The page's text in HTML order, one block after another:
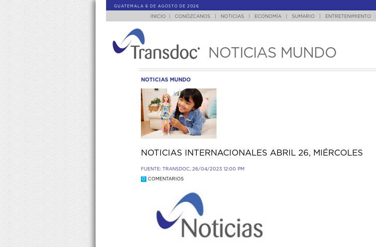
GUATEMALA 6 DE AGOSTO DE 2026
INICIO CONÓZCANOS NOTICIAS ECONOMÍA SUMARIO ENTRETENIMIENTO
NOTICIAS MUNDO
NOTICIAS MUNDO
NOTICIAS INTERNACIONALES ABRIL 26, MIÉRCOLES
FUENTE: TRANSDOC, 26/04/2023 12:00 PM
0 COMENTARIOS